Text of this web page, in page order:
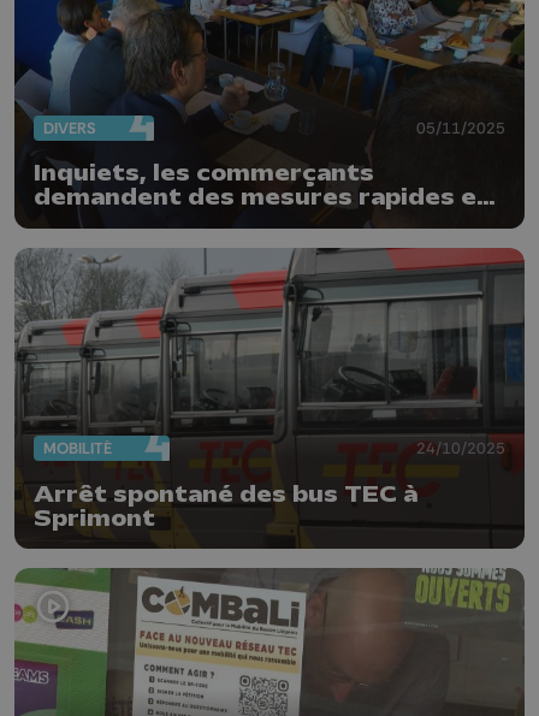
DIVERS 05/11/2025
Inquiets, les commerçants
demandent des mesures rapides et
concrètes
MOBILITÉ 24/10/2025
Arrêt spontané des bus TEC à
Sprimont